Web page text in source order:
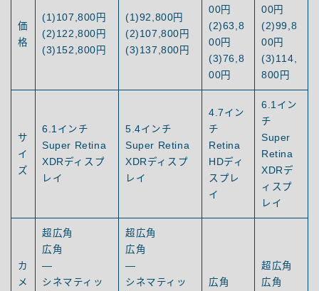
価
格
(1)107,800円
(2)122,800円
(3)152,800円
(1)92,800円
(2)107,800円
(3)137,800円
00円
(2)63,8
00円
(3)76,8
00円
00円
(2)99,8
00円
(3)114,
800円
サ
イ
ズ
6.1インチ
Super Retina
XDRディスプ
レイ
5.4インチ
Super Retina
XDRディスプ
レイ
4.7イン
チ
Retina
HDディ
スプレ
イ
6.1イン
チ
Super
Retina
XDRデ
ィスプ
レイ
カ
メ
超広角
広角
—
シネマティッ
超広角
広角
—
シネマティッ
広角
超広角
広角